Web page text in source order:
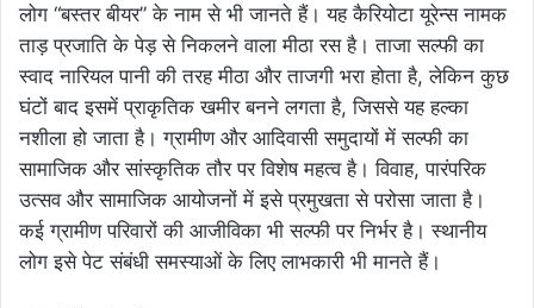
लोग “बस्तर बीयर” के नाम से भी जानते हैं। यह कैरियोटा यूरेन्स नामक
ताड़ प्रजाति के पेड़ से निकलने वाला मीठा रस है। ताजा सल्फी का
स्वाद नारियल पानी की तरह मीठा और ताजगी भरा होता है, लेकिन कुछ
घंटों बाद इसमें प्राकृतिक खमीर बनने लगता है, जिससे यह हल्का
नशीला हो जाता है। ग्रामीण और आदिवासी समुदायों में सल्फी का
सामाजिक और सांस्कृतिक तौर पर विशेष महत्व है। विवाह, पारंपरिक
उत्सव और सामाजिक आयोजनों में इसे प्रमुखता से परोसा जाता है।
कई ग्रामीण परिवारों की आजीविका भी सल्फी पर निर्भर है। स्थानीय
लोग इसे पेट संबंधी समस्याओं के लिए लाभकारी भी मानते हैं।